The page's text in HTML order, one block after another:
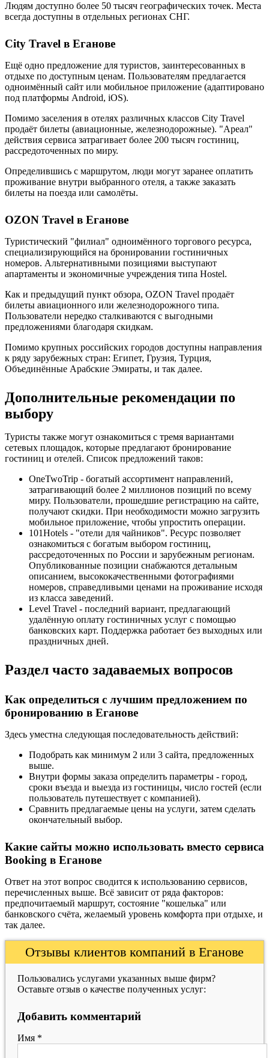
Людям доступно более 50 тысяч географических точек. Места
всегда доступны в отдельных регионах СНГ.
City Travel в Еганове
Ещё одно предложение для туристов, заинтересованных в
отдыхе по доступным ценам. Пользователям предлагается
одноимённый сайт или мобильное приложение (адаптировано
под платформы Android, iOS).
Помимо заселения в отелях различных классов City Travel
продаёт билеты (авиационные, железнодорожные). "Ареал"
действия сервиса затрагивает более 200 тысяч гостиниц,
рассредоточенных по миру.
Определившись с маршрутом, люди могут заранее оплатить
проживание внутри выбранного отеля, а также заказать
билеты на поезда или самолёты.
OZON Travel в Еганове
Туристический "филиал" одноимённого торгового ресурса,
специализирующийся на бронировании гостиничных
номеров. Альтернативными позициями выступают
апартаменты и экономичные учреждения типа Hostel.
Как и предыдущий пункт обзора, OZON Travel продаёт
билеты авиационного или железнодорожного типа.
Пользователи нередко сталкиваются с выгодными
предложениями благодаря скидкам.
Помимо крупных российских городов доступны направления
к ряду зарубежных стран: Египет, Грузия, Турция,
Объединённые Арабские Эмираты, и так далее.
Дополнительные рекомендации по
выбору
Туристы также могут ознакомиться с тремя вариантами
сетевых площадок, которые предлагают бронирование
гостиниц и отелей. Список предложений таков:
OneTwoTrip - богатый ассортимент направлений,
затрагивающий более 2 миллионов позиций по всему
миру. Пользователи, прошедшие регистрацию на сайте,
получают скидки. При необходимости можно загрузить
мобильное приложение, чтобы упростить операции.
101Hotels - "отели для чайников". Ресурс позволяет
ознакомиться с богатым выбором гостиниц,
рассредоточенных по России и зарубежным регионам.
Опубликованные позиции снабжаются детальным
описанием, высококачественными фотографиями
номеров, справедливыми ценами на проживание исходя
из класса заведений.
Level Travel - последний вариант, предлагающий
удалённую оплату гостиничных услуг с помощью
банковских карт. Поддержка работает без выходных или
праздничных дней.
Раздел часто задаваемых вопросов
Как определиться с лучшим предложением по
бронированию в Еганове
Здесь уместна следующая последовательность действий:
Подобрать как минимум 2 или 3 сайта, предложенных
выше.
Внутри формы заказа определить параметры - город,
сроки въезда и выезда из гостиницы, число гостей (если
пользователь путешествует с компанией).
Сравнить предлагаемые цены на услуги, затем сделать
окончательный выбор.
Какие сайты можно использовать вместо сервиса
Booking в Еганове
Ответ на этот вопрос сводится к использованию сервисов,
перечисленных выше. Всё зависит от ряда факторов:
предпочитаемый маршрут, состояние "кошелька" или
банковского счёта, желаемый уровень комфорта при отдыхе, и
так далее.
Отзывы клиентов компаний в Еганове
Пользовались услугами указанных выше фирм?
Оставьте отзыв о качестве полученных услуг:
Добавить комментарий
Имя *